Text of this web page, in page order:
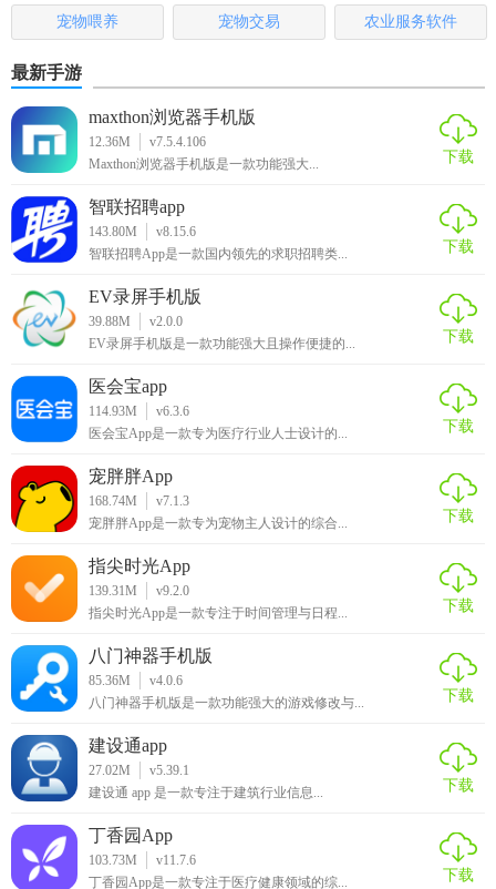
宠物喂养 宠物交易 农业服务软件
最新手游
maxthon浏览器手机版
12.36M
v7.5.4.106
Maxthon浏览器手机版是一款功能强大...
下载
智联招聘app
143.80M
v8.15.6
智联招聘App是一款国内领先的求职招聘类...
下载
EV录屏手机版
39.88M
v2.0.0
EV录屏手机版是一款功能强大且操作便捷的...
下载
医会宝app
114.93M
v6.3.6
医会宝App是一款专为医疗行业人士设计的...
下载
宠胖胖App
168.74M
v7.1.3
宠胖胖App是一款专为宠物主人设计的综合...
下载
指尖时光App
139.31M
v9.2.0
指尖时光App是一款专注于时间管理与日程...
下载
八门神器手机版
85.36M
v4.0.6
八门神器手机版是一款功能强大的游戏修改与...
下载
建设通app
27.02M
v5.39.1
建设通 app 是一款专注于建筑行业信息...
下载
丁香园App
103.73M
v11.7.6
丁香园App是一款专注于医疗健康领域的综...
下载